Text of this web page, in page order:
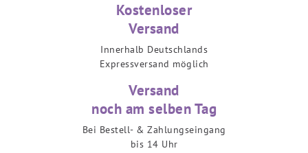
Kostenloser
Versand
Innerhalb Deutschlands
Expressversand möglich
Versand
noch am selben Tag
Bei Bestell- & Zahlungseingang
bis 14 Uhr